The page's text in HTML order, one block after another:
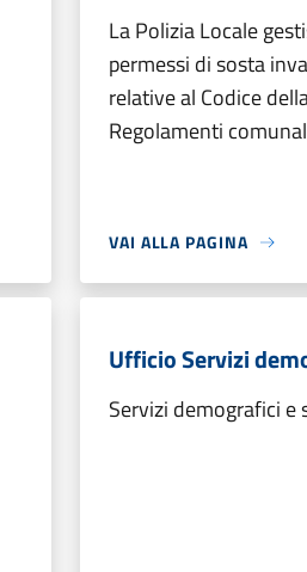
La Polizia Locale
permessi di sosta
relative al Codice
Regolamenti
VAI ALLA PAGINA
Ufficio Servizi
Servizi demografici e